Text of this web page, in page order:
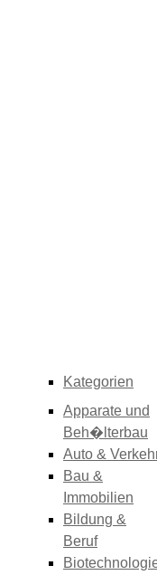
Kategorien
Apparate und
Beh�lterbau
Auto &
Bau &
Immobilien
Bildung &
Beruf